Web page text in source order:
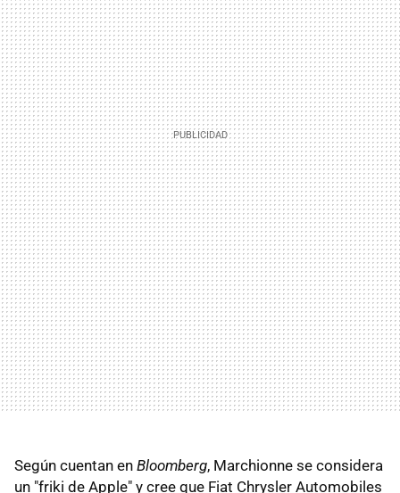
Según cuentan en Bloomberg, Marchionne se considera
un "friki de Apple" y cree que Fiat Chrysler Automobiles